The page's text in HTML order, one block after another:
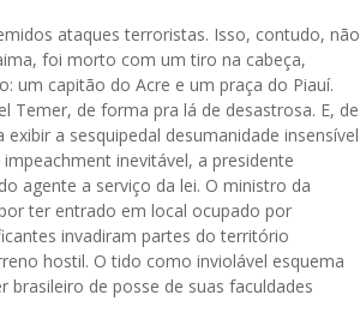
ataques terroristas. Isso, contudo, não
foi morto com um tiro na cabeça,
um capitão do Acre e um praça do Piauí.
Temer, de forma pra lá de desastrosa. E, de
a sesquipedal desumanidade insensível
inevitável, a presidente
agente a serviço da lei. O ministro da
ter entrado em local ocupado por
invadiram partes do território
hostil. O tido como inviolável esquema
de posse de suas faculdades